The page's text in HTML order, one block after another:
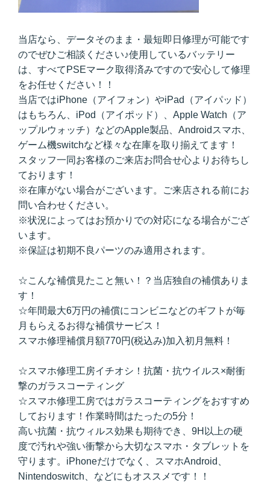
当店なら、データそのまま・最短即日修理が可能です
のでぜひご相談ください♪使用しているバッテリー
は、すべてPSEマーク取得済みですので安心して修理
をお任せください！！
当店ではiPhone（アイフォン）やiPad（アイパッド）
はもちろん、iPod（アイポッド）、Apple Watch（ア
ップルウォッチ）などのApple製品、Androidスマホ、
ゲーム機switchなど様々な在庫を取り揃えてます！
スタッフ一同お客様のご来店お問合せ心よりお待ちし
ております！
※在庫がない場合がございます。ご来店される前にお
問い合わせください。
※状況によってはお預かりでの対応になる場合がござ
います。
※保証は初期不良パーツのみ適用されます。
☆こんな補償見たこと無い！？当店独自の補償ありま
す！
☆年間最大6万円の補償にコンビニなどのギフトが毎
月もらえるお得な補償サービス！
スマホ修理補償月額770円(税込み)加入初月無料！
☆スマホ修理工房イチオシ！抗菌・抗ウイルス×耐衝
撃のガラスコーティング
☆スマホ修理工房ではガラスコーティングをおすすめ
しております！作業時間はたったの5分！
高い抗菌・抗ウィルス効果も期待でき、9H以上の硬
度で汚れや強い衝撃から大切なスマホ・タブレットを
守ります。iPhoneだけでなく、スマホAndroid、
Nintendoswitch、などにもオススメです！！